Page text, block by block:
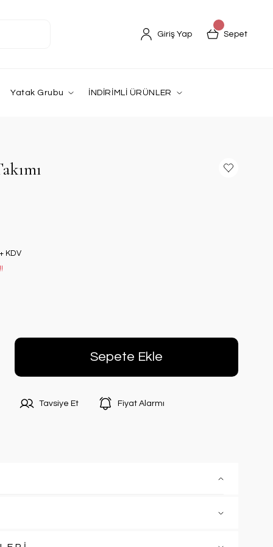
Giriş Yap Sepet
Yatak Grubu İNDİRİMLİ ÜRÜNLER
KDV
Sepete Ekle
Tavsiye Et Fiyat Alarmı